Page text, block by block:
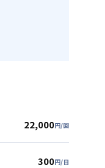
22,000円/回
300円/日